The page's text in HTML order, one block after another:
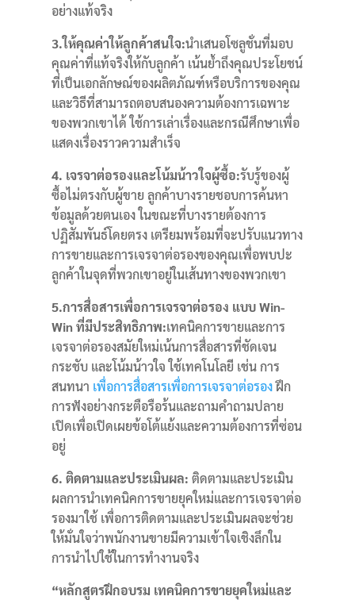
อย่างแท้จริง
3.ให้คุณค่าให้ลูกค้าสนใจ:นำเสนอโซลูชั่นที่มอบ
คุณค่าที่แท้จริงให้กับลูกค้า เน้นย้ำถึงคุณประโยชน์
ที่เป็นเอกลักษณ์ของผลิตภัณฑ์หรือบริการของคุณ
และวิธีที่สามารถตอบสนองความต้องการเฉพาะ
ของพวกเขาได้ใช้การเล่าเรื่องและกรณีศึกษาเพื่อ
แสดงเรื่องราวความสำเร็จ
4. เจรจาต่อรองและโน้มน้าวใจผู้ซื้อ:รับรู้ของผู้
ซื้อไม่ตรงกับผู้ขาย ลูกค้าบางรายชอบการค้นหา
ข้อมูลด้วยตนเอง ในขณะที่บางรายต้องการ
ปฏิสัมพันธ์โดยตรง เตรียมพร้อมที่จะปรับแนวทาง
การขายและการเจรจาต่อรองของคุณเพื่อพบปะ
ลูกค้าในจุดที่พวกเขาอยู่ในเส้นทางของพวกเขา
5.การสื่อสารเพื่อการเจรจาต่อรอง แบบ Win-
Win ที่มีประสิทธิภาพ:เทคนิคการขายและการ
เจรจาต่อรองสมัยใหม่เน้นการสื่อสารที่ชัดเจน
กระชับ และโน้มน้าวใจใช้เทคโนโลยี เช่น การ
สนทนา เพื่อการสื่อสารเพื่อการเจรจาต่อรองฝึก
การฟังอย่างกระตือรือร้นและถามคำถามปลาย
เปิดเพื่อเปิดเผยข้อโต้แย้งและความต้องการที่ซ่อน
อยู่
6. ติดตามและประเมินผล: ติดตามและประเมิน
ผลการนำเทคนิคการขายยุคใหม่และการเจรจาต่อ
รองมาใช้ เพื่อการติดตามและประเมินผลจะช่วย
ให้มั่นใจว่าพนักงานขายมีความเข้าใจเชิงลึกใน
การนำไปใช้ในการทำงานจริง
“หลักสูตรฝึกอบรม เทคนิคการขายยุคใหม่และ